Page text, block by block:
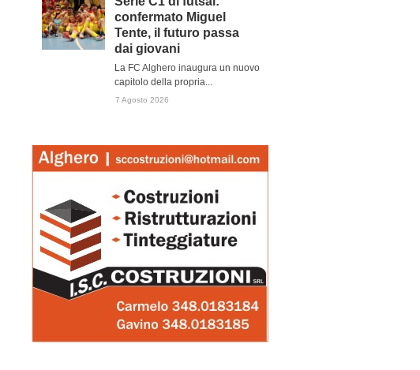
confermato Miguel
Tente, il futuro passa
dai giovani
La FC Alghero inaugura un nuovo
capitolo della propria...
7 Agosto 2026